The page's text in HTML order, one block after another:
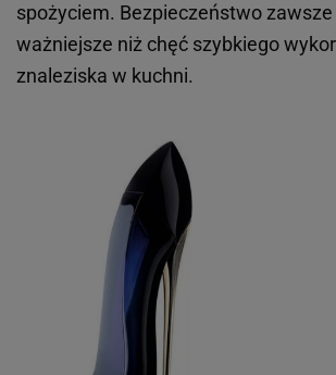
spożyciem. Bezpieczeństwo
ważniejsze niż chęć szybkiego
znaleziska w kuchni.